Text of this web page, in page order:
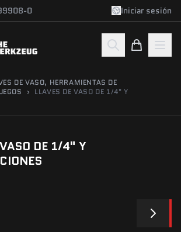
0 Iniciar sesión
DE VASO, HERRAMIENTAS DE
› LLAVES DE VASO DE 1/4" Y
DE 1/4" Y